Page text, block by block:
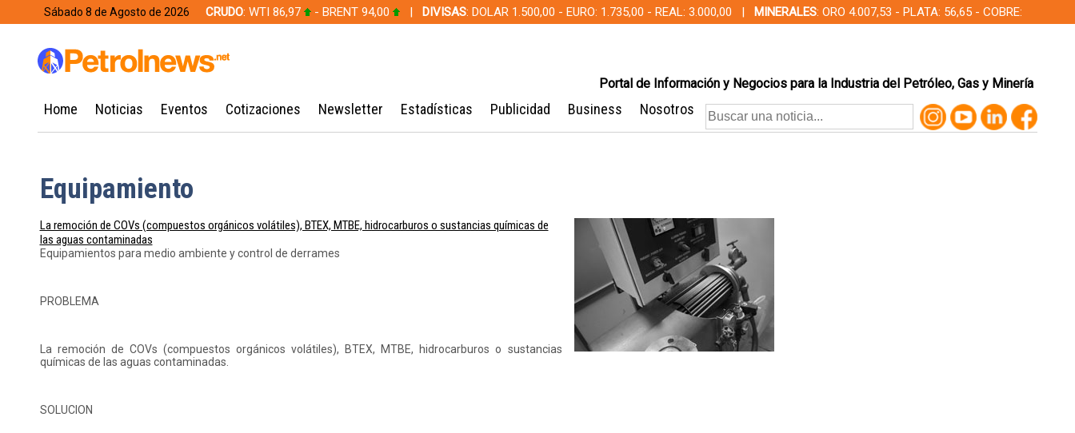
Sábado 8 de Agosto de 2026 CRUDO: WTI 86,97 - BRENT 94,00 | DIVISAS: DOLAR 1.500,00 - EURO: 1.735,00 - REAL: 3.000,00 | MINERALES: ORO 4.007,53 - PLATA: 56,65 - COBRE:
Portal de Información y Negocios para la Industria del Petróleo, Gas y Minería
Home Noticias Eventos Cotizaciones Newsletter Estadísticas Publicidad Business Nosotros
Equipamiento
La remoción de COVs (compuestos orgánicos volátiles), BTEX, MTBE, hidrocarburos o sustancias químicas de
las aguas contaminadas
Equipamientos para medio ambiente y control de derrames
PROBLEMA
La remoción de COVs (compuestos orgánicos volátiles), BTEX, MTBE, hidrocarburos o sustancias
químicas de las aguas contaminadas.
SOLUCION